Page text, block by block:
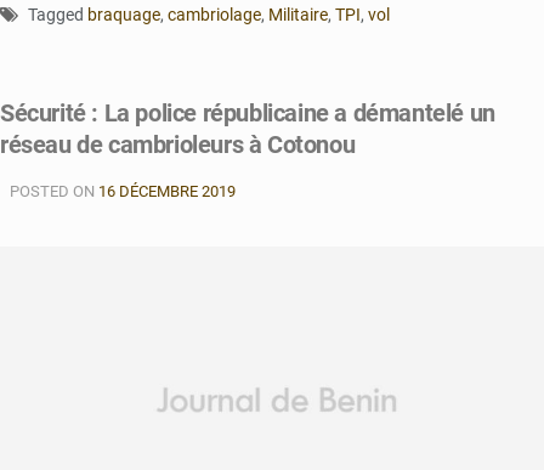
Tagged braquage, cambriolage, Militaire, TPI, vol
Sécurité : La police républicaine a démantelé un
réseau de cambrioleurs à Cotonou
POSTED ON 16 DÉCEMBRE 2019